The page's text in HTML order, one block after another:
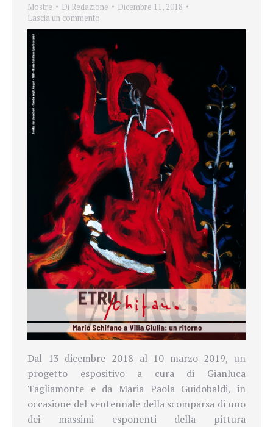
Mostre Di Redazione
Dicembre 11, 2018
Lascia un commento
Dal 13 dicembre 2018 al 10 marzo 2019, un
progetto espositivo a cura di Gianluca
Tagliamonte e da Maria Paola Guidobaldi, in
occasione del ventennale della scomparsa di uno
dei massimi esponenti della pittura